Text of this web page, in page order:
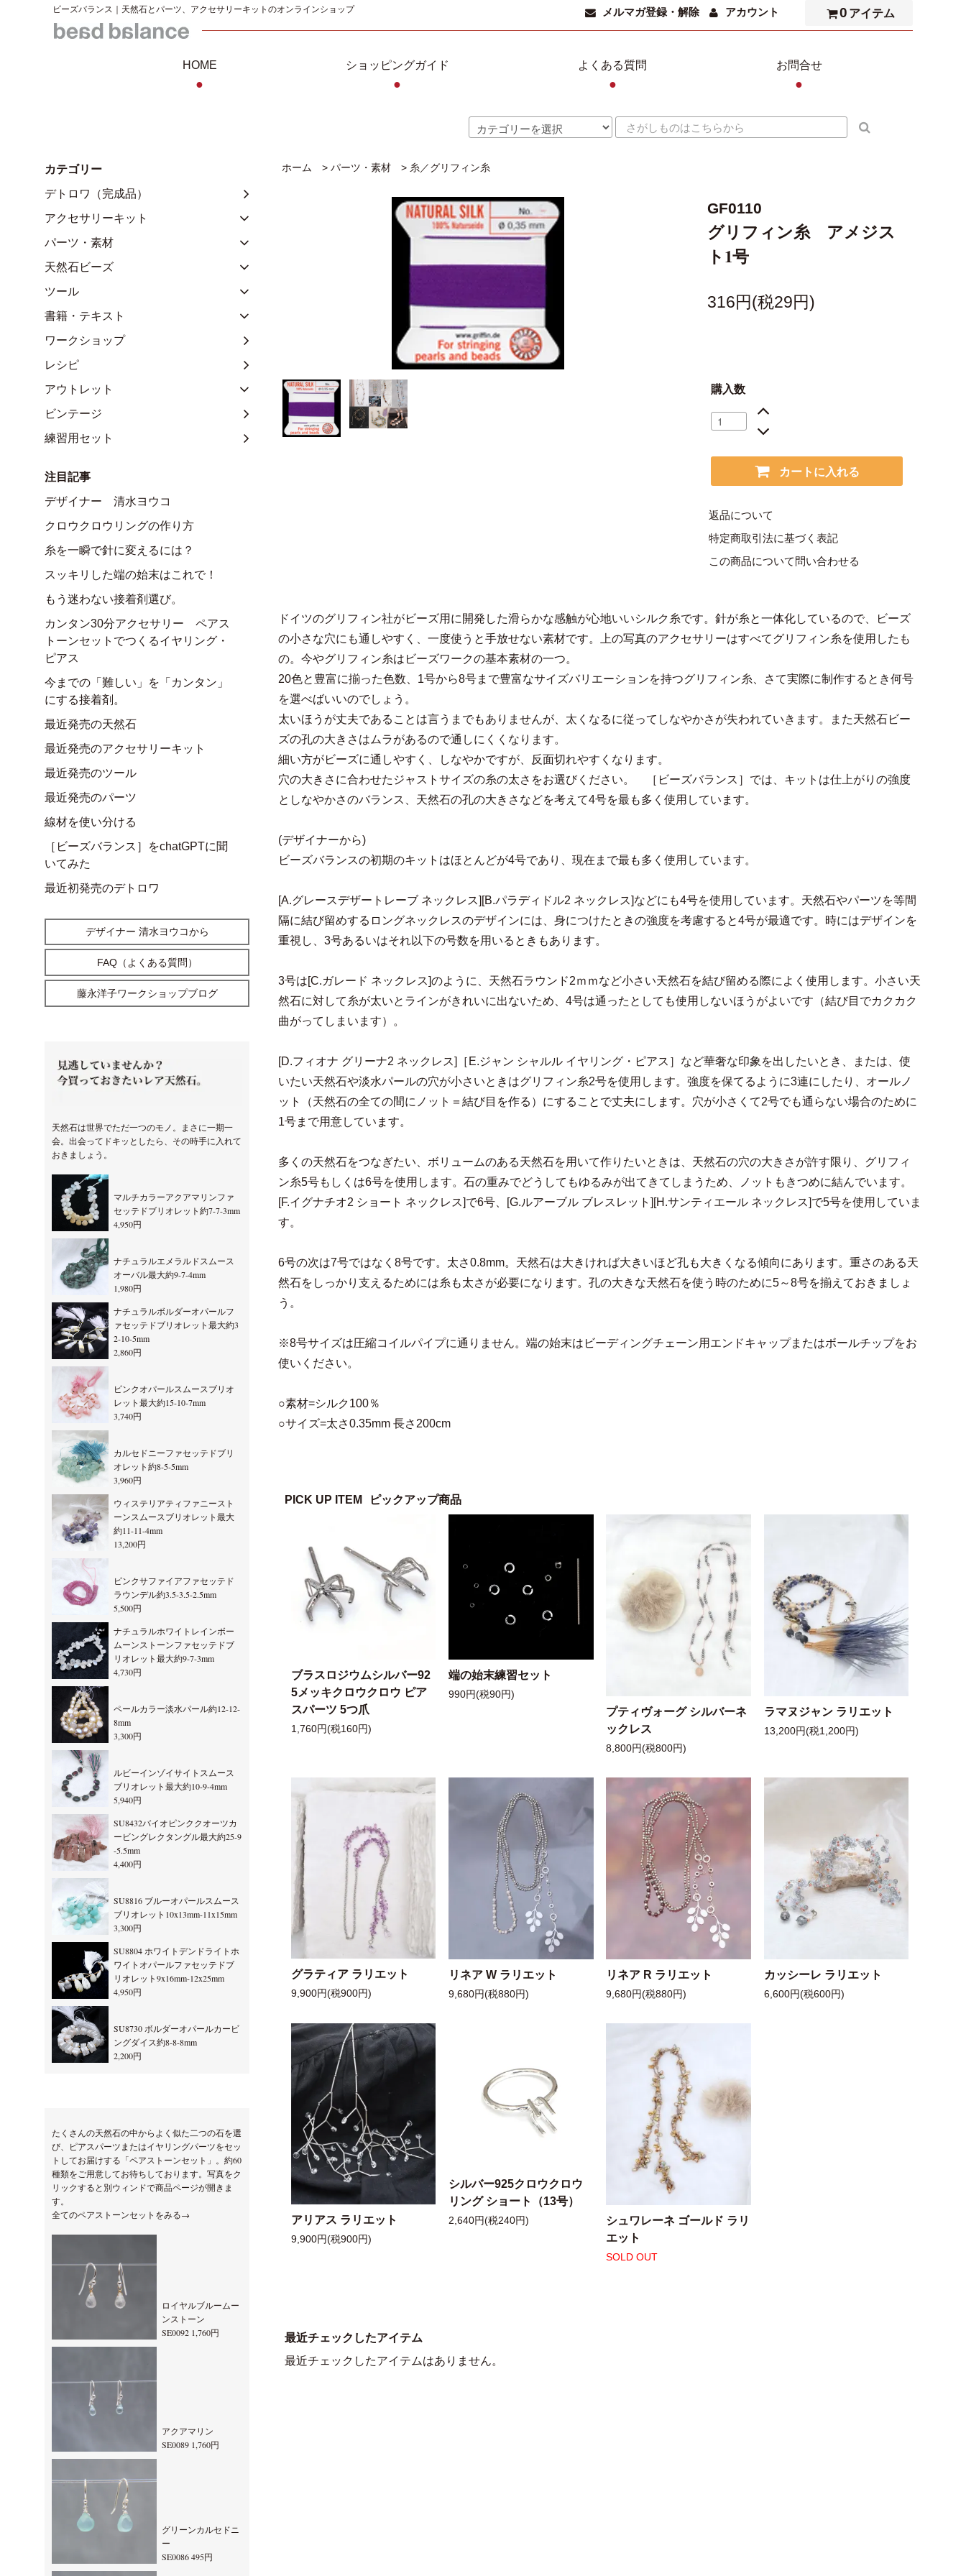
ビーズバランス｜天然石とパーツ、アクセサリーキットのオンラインショップ メルマガ登録・解除 アカウント 0 アイテム
HOME
●
ショッピングガイド
●
よくある質問
●
お問合せ
●
ホーム > パーツ・素材 > 糸／グリフィン糸
GF0110
グリフィン糸 アメジス
ト1号
316円(税29円)
購入数
カートに入れる
返品について
特定商取引法に基づく表記
この商品について問い合わせる
ドイツのグリフィン社がビーズ用に開発した滑らかな感触が心地いいシルク糸です。針が糸と一体化しているので、ビーズ
の小さな穴にも通しやすく、一度使うと手放せない素材です。上の写真のアクセサリーはすべてグリフィン糸を使用したも
の。今やグリフィン糸はビーズワークの基本素材の一つ。
20色と豊富に揃った色数、1号から8号まで豊富なサイズバリエーションを持つグリフィン糸、さて実際に制作するとき何号
を選べばいいのでしょう。
太いほうが丈夫であることは言うまでもありませんが、太くなるに従ってしなやかさが失われていきます。また天然石ビー
ズの孔の大きさはムラがあるので通しにくくなります。
細い方がビーズに通しやすく、しなやかですが、反面切れやすくなります。
穴の大きさに合わせたジャストサイズの糸の太さをお選びください。 ［ビーズバランス］では、キットは仕上がりの強度
としなやかさのバランス、天然石の孔の大きさなどを考えて4号を最も多く使用しています。
(デザイナーから)
ビーズバランスの初期のキットはほとんどが4号であり、現在まで最も多く使用しています。
[A.グレースデザートレーブ ネックレス][B.パラディドル2 ネックレス]などにも4号を使用しています。天然石やパーツを等間
隔に結び留めするロングネックレスのデザインには、身につけたときの強度を考慮すると4号が最適です。時にはデザインを
重視し、3号あるいはそれ以下の号数を用いるときもあります。
3号は[C.ガレード ネックレス]のように、天然石ラウンド2ｍｍなど小さい天然石を結び留める際によく使用します。小さい天
然石に対して糸が太いとラインがきれいに出ないため、4号は通ったとしても使用しないほうがよいです（結び目でカクカク
曲がってしまいます）。
[D.フィオナ グリーナ2 ネックレス]［E.ジャン シャルル イヤリング・ピアス］など華奢な印象を出したいとき、または、使
いたい天然石や淡水パールの穴が小さいときはグリフィン糸2号を使用します。強度を保てるように3連にしたり、オールノ
ット（天然石の全ての間にノット＝結び目を作る）にすることで丈夫にします。穴が小さくて2号でも通らない場合のために
1号まで用意しています。
多くの天然石をつなぎたい、ボリュームのある天然石を用いて作りたいときは、天然石の穴の大きさが許す限り、グリフィ
ン糸5号もしくは6号を使用します。石の重みでどうしてもゆるみが出てきてしまうため、ノットもきつめに結んでいます。
[F.イグナチオ2 ショート ネックレス]で6号、[G.ルアーブル ブレスレット][H.サンティエール ネックレス]で5号を使用していま
す。
6号の次は7号ではなく8号です。太さ0.8mm。天然石は大きければ大きいほど孔も大きくなる傾向にあります。重さのある天
然石をしっかり支えるためには糸も太さが必要になります。孔の大きな天然石を使う時のために5～8号を揃えておきましょ
う。
※8号サイズは圧縮コイルパイプに通りません。端の始末はビーディングチェーン用エンドキャップまたはボールチップをお
使いください。
○素材=シルク100％
○サイズ=太さ0.35mm 長さ200cm
PICK UP ITEM ピックアップ商品
ブラスロジウムシルバー92
5メッキクロウクロウ ピア
スパーツ 5つ爪
1,760円(税160円)
端の始末練習セット
990円(税90円)
プティヴォーグ シルバーネ
ックレス
8,800円(税800円)
ラマヌジャン ラリエット
13,200円(税1,200円)
グラティア ラリエット
9,900円(税900円)
リネア W ラリエット
9,680円(税880円)
リネア R ラリエット
9,680円(税880円)
カッシーレ ラリエット
6,600円(税600円)
アリアス ラリエット
9,900円(税900円)
シルバー925クロウクロウ
リング ショート（13号）
2,640円(税240円)
シュワレーネ ゴールド ラリ
エット
SOLD OUT
最近チェックしたアイテム
最近チェックしたアイテムはありません。
カテゴリー
デトロワ（完成品）
アクセサリーキット
パーツ・素材
天然石ビーズ
ツール
書籍・テキスト
ワークショップ
レシピ
アウトレット
ビンテージ
練習用セット
注目記事
デザイナー 清水ヨウコ
クロウクロウリングの作り方
糸を一瞬で針に変えるには？
スッキリした端の始末はこれで！
もう迷わない接着剤選び。
カンタン30分アクセサリー ペアス
トーンセットでつくるイヤリング・
ピアス
今までの「難しい」を「カンタン」
にする接着剤。
最近発売の天然石
最近発売のアクセサリーキット
最近発売のツール
最近発売のパーツ
線材を使い分ける
［ビーズバランス］をchatGPTに聞
いてみた
最近初発売のデトロワ
デザイナー 清水ヨウコから
FAQ（よくある質問）
藤永洋子ワークショップブログ
天然石は世界でただ一つのモノ。まさに一期一
会。出会ってドキッとしたら、その時手に入れて
おきましょう。
マルチカラーアクアマリンファ
セッテドブリオレット約7-7-3mm
4,950円
ナチュラルエメラルドスムース
オーバル最大約9-7-4mm
1,980円
ナチュラルボルダーオパールフ
ァセッテドブリオレット最大約3
2-10-5mm
2,860円
ピンクオパールスムースブリオ
レット最大約15-10-7mm
3,740円
カルセドニーファセッテドブリ
オレット約8-5-5mm
3,960円
ウィステリアティファニースト
ーンスムースブリオレット最大
約11-11-4mm
13,200円
ピンクサファイアファセッテド
ラウンデル約3.5-3.5-2.5mm
5,500円
ナチュラルホワイトレインボー
ムーンストーンファセッテドブ
リオレット最大約9-7-3mm
4,730円
ペールカラー淡水パール約12-12-
8mm
3,300円
ルビーインゾイサイトスムース
ブリオレット最大約10-9-4mm
5,940円
SU8432バイオピンククオーツカ
ービングレクタングル最大約25-9
-5.5mm
4,400円
SU8816 ブルーオパールスムース
ブリオレット10x13mm-11x15mm
3,300円
SU8804 ホワイトデンドライトホ
ワイトオパールファセッテドブ
リオレット9x16mm-12x25mm
4,950円
SU8730 ボルダーオパールカービ
ングダイス約8-8-8mm
2,200円
たくさんの天然石の中からよく似た二つの石を選
び、ピアスパーツまたはイヤリングパーツをセッ
トしてお届けする「ペアストーンセット」。約60
種類をご用意してお待ちしております。写真をク
リックすると別ウィンドで商品ページが開きま
す。
全てのペアストーンセットをみる→
ロイヤルブルームー
ンストーン
SE0092 1,760円
アクアマリン
SE0089 1,760円
グリーンカルセドニ
ー
SE0086 495円